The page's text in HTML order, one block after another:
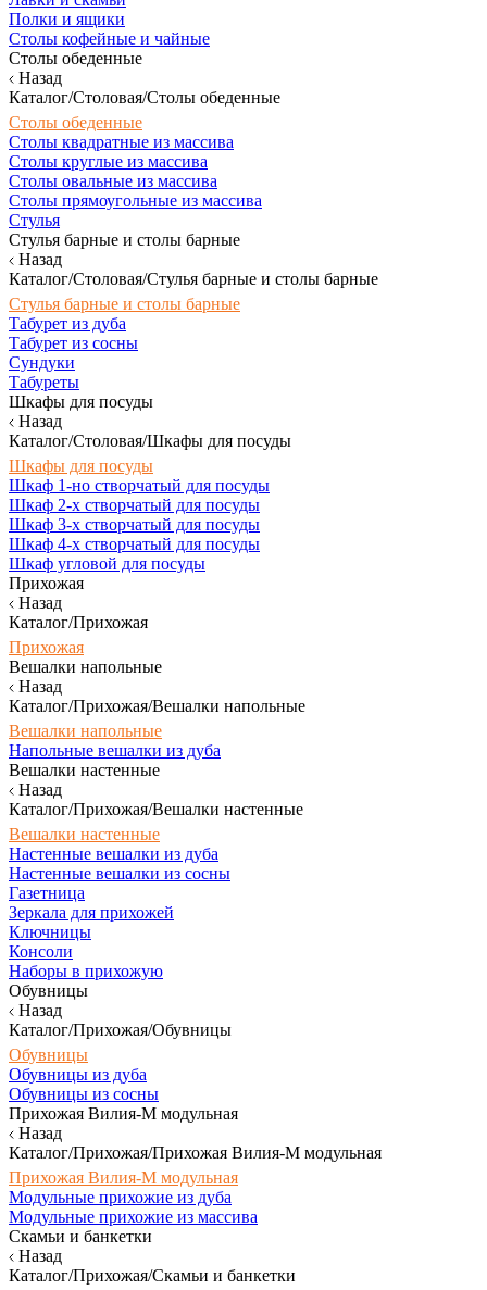
Полки и ящики
Столы кофейные и чайные
Столы обеденные
Назад
Каталог/Столовая/Столы обеденные
Столы обеденные
Столы квадратные из массива
Столы круглые из массива
Столы овальные из массива
Столы прямоугольные из массива
Стулья
Стулья барные и столы барные
Назад
Каталог/Столовая/Стулья барные и столы барные
Стулья барные и столы барные
Табурет из дуба
Табурет из сосны
Сундуки
Табуреты
Шкафы для посуды
Назад
Каталог/Столовая/Шкафы для посуды
Шкафы для посуды
Шкаф 1-но створчатый для посуды
Шкаф 2-х створчатый для посуды
Шкаф 3-х створчатый для посуды
Шкаф 4-х створчатый для посуды
Шкаф угловой для посуды
Прихожая
Назад
Каталог/Прихожая
Прихожая
Вешалки напольные
Назад
Каталог/Прихожая/Вешалки напольные
Вешалки напольные
Напольные вешалки из дуба
Вешалки настенные
Назад
Каталог/Прихожая/Вешалки настенные
Вешалки настенные
Настенные вешалки из дуба
Настенные вешалки из сосны
Газетница
Зеркала для прихожей
Ключницы
Консоли
Наборы в прихожую
Обувницы
Назад
Каталог/Прихожая/Обувницы
Обувницы
Обувницы из дуба
Обувницы из сосны
Прихожая Вилия-М модульная
Назад
Каталог/Прихожая/Прихожая Вилия-М модульная
Прихожая Вилия-М модульная
Модульные прихожие из дуба
Модульные прихожие из массива
Скамьи и банкетки
Назад
Каталог/Прихожая/Скамьи и банкетки